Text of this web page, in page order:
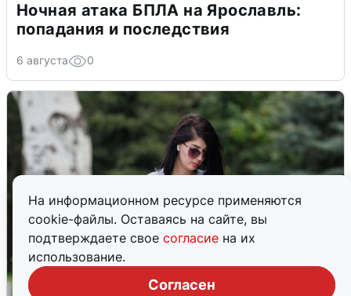
На информационном ресурсе применяются
cookie-файлы. Оставаясь на сайте, вы
подтверждаете свое согласие на их
использование.
Согласен
Ночная атака БПЛА на Ярославль:
попадания и последствия
6 августа 0